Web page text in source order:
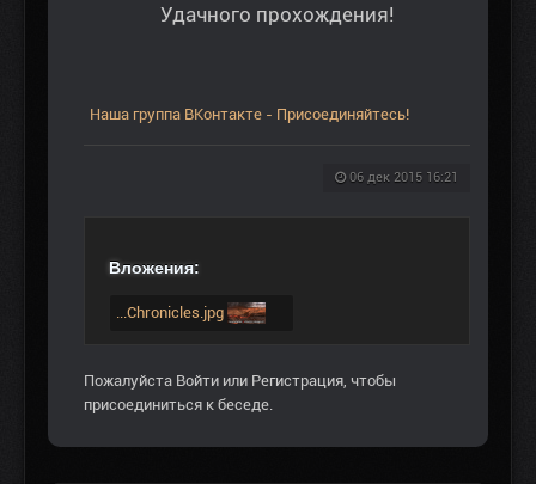
Удачного прохождения!
Наша группа ВКонтакте - Присоединяйтесь!
06 дек 2015 16:21
Вложения:
...Chronicles.jpg
Пожалуйста Войти или Регистрация , чтобы
присоединиться к беседе.